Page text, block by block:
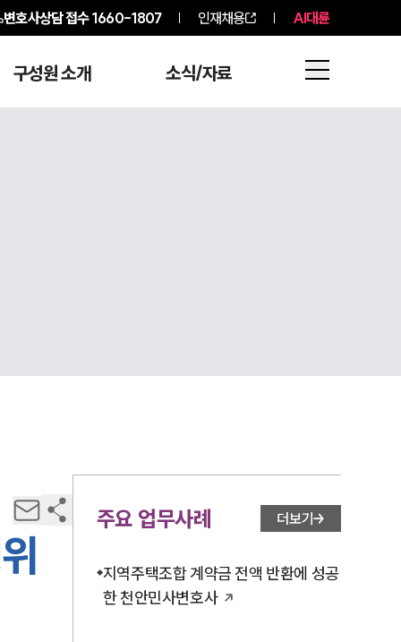
변호사상담 접수1660-1807 인재채용 AI대륜
구성원 소개 소식/자료
주요 업무사례 더보기
지역주택조합 계약금 전액 반환에 성공
한 천안민사변호사